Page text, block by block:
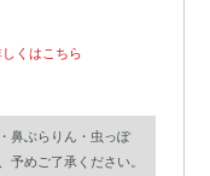
くはこちら
鼻ぶらりん・虫っぽ
予めご了承ください。